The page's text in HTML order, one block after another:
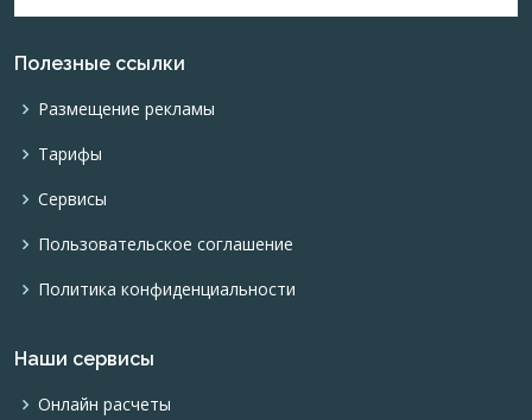
Полезные ссылки
Размещение рекламы
Тарифы
Сервисы
Пользовательское соглашение
Политика конфиденциальности
Наши сервисы
Онлайн расчеты